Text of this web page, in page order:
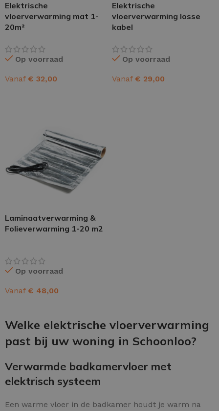
Elektrische
vloerverwarming mat 1-
20m²
Op voorraad
Vanaf € 32,00
Elektrische
vloerverwarming losse
kabel
Op voorraad
Vanaf € 29,00
Laminaatverwarming &
Folieverwarming 1-20 m2
Op voorraad
Vanaf € 48,00
Welke elektrische vloerverwarming
past bij uw woning in Schoonloo?
Verwarmde badkamervloer met
elektrisch systeem
Een warme vloer in de badkamer houdt je warm na